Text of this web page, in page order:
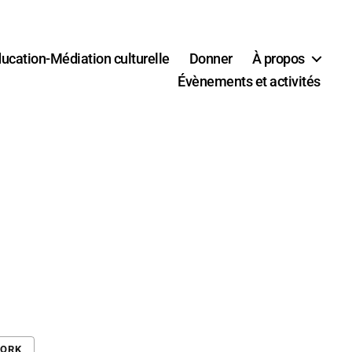
Médiation culturelle Donner
À propos
Évènements et activités